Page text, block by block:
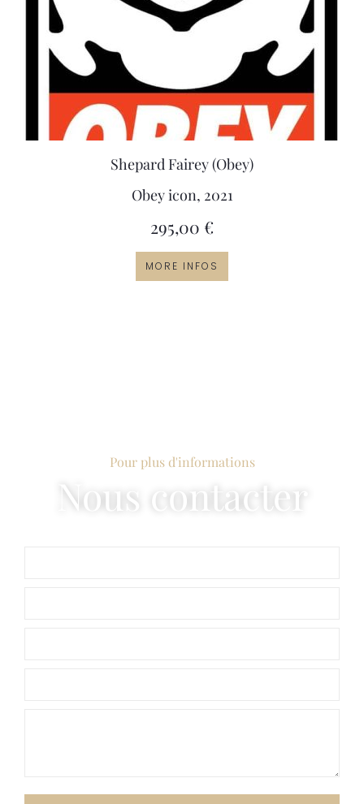
Shepard Fairey (Obey)
Obey icon, 2021
295,00 €
MORE INFOS
Pour plus d'informations
Nous contacter